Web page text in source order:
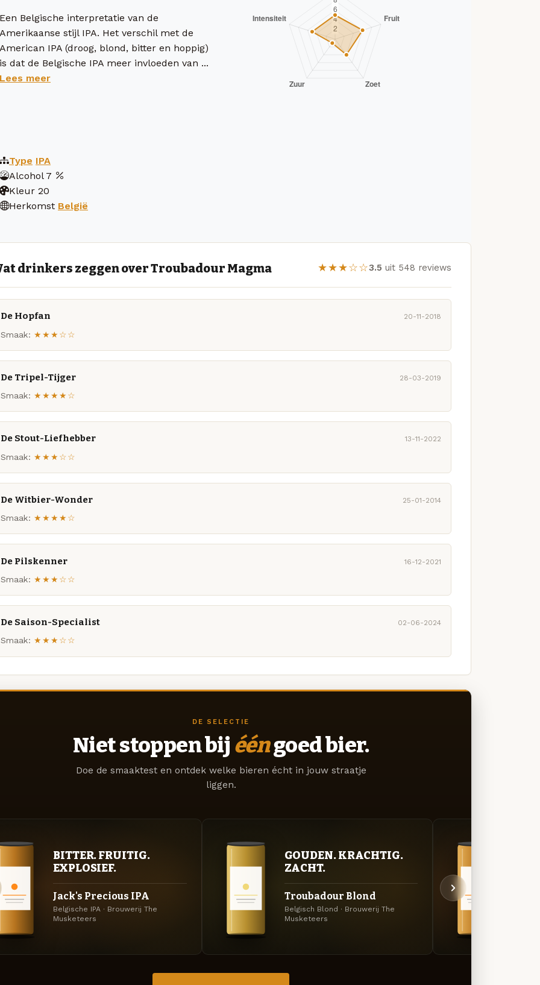
Een Belgische interpretatie van de
Amerikaanse stijl IPA. Het verschil met de
American IPA (droog, blond, bitter en hoppig)
is dat de Belgische IPA meer invloeden van ...
Lees meer
Type IPA
Alcohol 7
Kleur 20
Herkomst België
drinkers zeggen over Troubadour Magma ★★★☆☆3.5 uit 548 reviews
De Hopfan 20-11-2018
Smaak: ★★★☆☆
De Tripel-Tijger 28-03-2019
Smaak: ★★★★☆
De Stout-Liefhebber 13-11-2022
Smaak: ★★★☆☆
De Witbier-Wonder 25-01-2014
Smaak: ★★★★☆
De Pilskenner 16-12-2021
Smaak: ★★★☆☆
De Saison-Specialist 02-06-2024
Smaak: ★★★☆☆
DE SELECTIE
Niet stoppen bij ééngoed bier.
Doe de smaaktest en ontdek welke bieren écht in jouw straatje
liggen.
BITTER. FRUITIG.
EXPLOSIEF.
Jack's Precious IPA
Belgische IPA · Brouwerij The
Musketeers
GOUDEN. KRACHTIG.
ZACHT.
Troubadour Blond
Belgisch Blond · Brouwerij The
Musketeers